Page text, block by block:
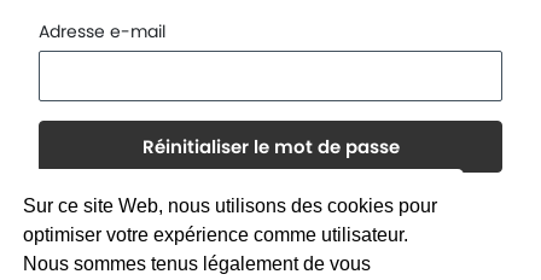
Sur ce site Web, nous utilisons des cookies pour
optimiser votre expérience comme utilisateur.
Nous sommes tenus légalement de vous
Adresse e-mail
Réinitialiser le mot de passe